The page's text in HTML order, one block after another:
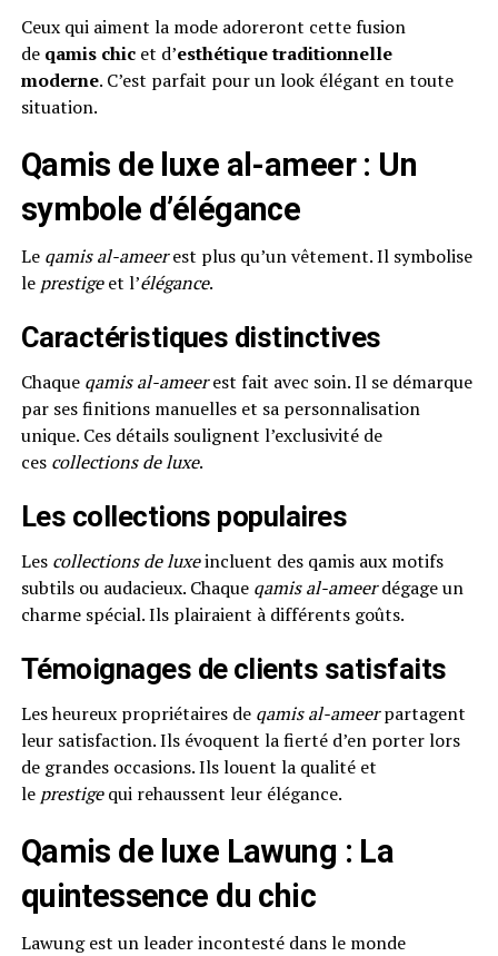
Ceux qui aiment la mode adoreront cette fusion
de qamis chicet d’esthétique traditionnelle
moderne. C’est parfait pour un look élégant en toute
situation.
Qamis de luxe al-ameer : Un
symbole d’élégance
Le qamis al-ameerest plus qu’un vêtement. Il symbolise
le prestigeet l’élégance.
Caractéristiques distinctives
Chaque qamis al-ameerest fait avec soin. Il se démarque
par ses finitions manuelles et sa personnalisation
unique. Ces détails soulignent l’exclusivité de
ces collections de luxe.
Les collections populaires
Les collections de luxeincluent des qamis aux motifs
subtils ou audacieux. Chaque qamis al-ameerdégage un
charme spécial. Ils plairaient à différents goûts.
Témoignages de clients satisfaits
Les heureux propriétaires de qamis al-ameerpartagent
leur satisfaction. Ils évoquent la fierté d’en porter lors
de grandes occasions. Ils louent la qualité et
le prestigequi rehaussent leur élégance.
Qamis de luxe Lawung : La
quintessence du chic
Lawung est un leader incontesté dans le monde